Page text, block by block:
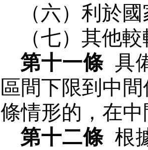
（六）利於
（七）其他
第十一條 具
區間下限到中
條情形的，在
第十二條 根